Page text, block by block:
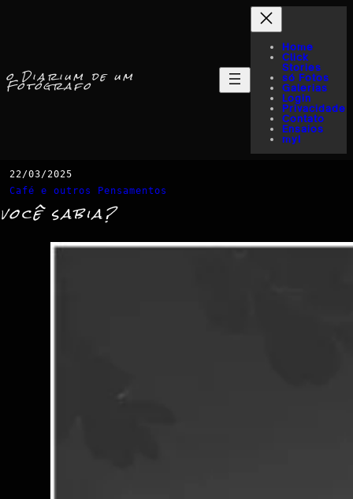
o Diarium de um
Fotógrafo
Home
Click
Stories
só Fotos
Galerias
Login
Privacidade
Contato
Ensaios
myI
22/03/2025
Café e outros Pensamentos
você sabia?